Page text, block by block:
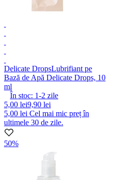
Delicate DropsLubrifiant pe
Bază de Apă Delicate Drops, 10
ml
În stoc: 1-2 zile
5,00 lei9,90 lei
5,00 lei Cel mai mic preț în
ultimele 30 de zile.
50%